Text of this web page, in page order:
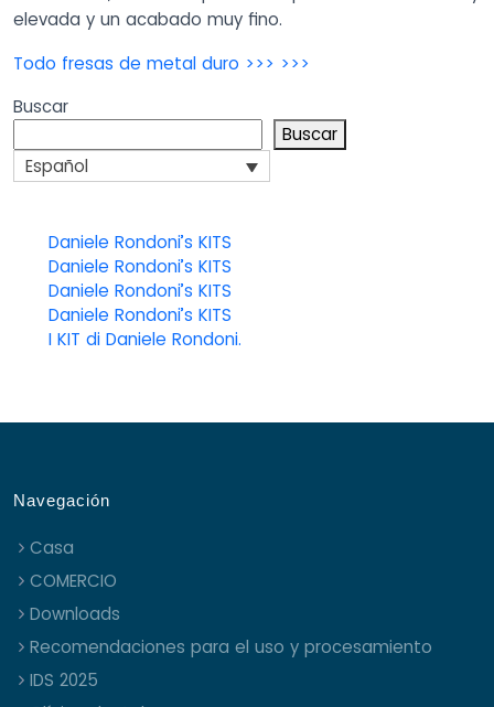
elevada y un acabado muy fino.
Todo fresas de metal duro >>> >>>
Buscar
Buscar
Español
Daniele Rondoni’s KITS
Daniele Rondoni’s KITS
Daniele Rondoni’s KITS
Daniele Rondoni’s KITS
I KIT di Daniele Rondoni.
Navegación
Casa
COMERCIO
Downloads
Recomendaciones para el uso y procesamiento
IDS 2025